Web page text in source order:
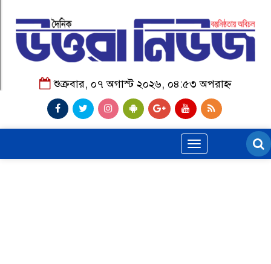
শুক্রবার, ০৭ অগাস্ট ২০২৬, ০৪:৫৩ অপরাহ্ন
Toggle
navigation